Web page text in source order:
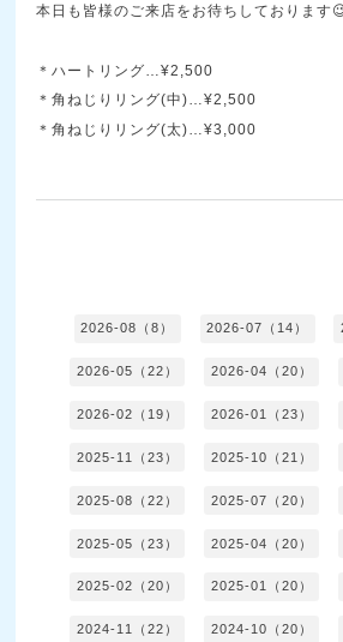
本日も皆様のご来店をお待ちしております
＊ハートリング…¥2,500
＊角ねじりリング(中)…¥2,500
＊角ねじりリング(太)…¥3,000
2026-08（8） 2026-07（14）
2026-05（22） 2026-04（20）
2026-02（19） 2026-01（23）
2025-11（23） 2025-10（21）
2025-08（22） 2025-07（20）
2025-05（23） 2025-04（20）
2025-02（20） 2025-01（20）
2024-11（22） 2024-10（20）